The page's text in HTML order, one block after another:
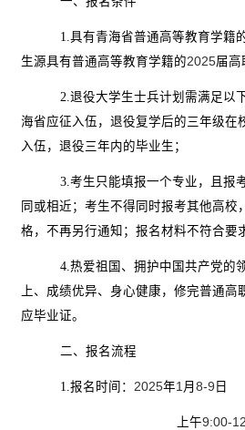
1. 具有青海省普通高等教育学籍
生源具有普通高等教育学籍的2025届高
2. 退役大学生士兵计划需满足以
海省应征入伍，退役复学后的三年级在
入伍，退役三年内的毕业生；
3. 考生只能填报一个专业，且报
同或相近；考生不得同时报考其他高
格，不再另行通知；报名材料不符合要
4. 热爱祖国、拥护中国共产党的
上、成绩优异、身心健康，修完普通
应毕业证。
二、报名流程
1. 报名时间： 2025年1 月 8-9 日
上午9:00-